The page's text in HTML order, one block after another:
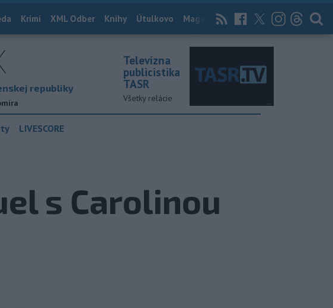
Krimi XML Odber Knihy Útulkovo Magazín News Now Archív
republiky
Televízna
publicistika
TASR
Všetky relácie
LIVESCORE
s Carolinou